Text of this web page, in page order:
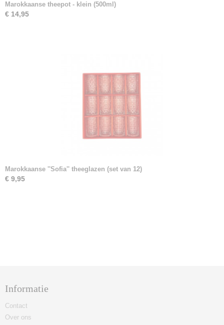
Marokkaanse theepot - klein (500ml)
€ 14,95
Marokkaanse ''Sofia'' theeglazen (set van 12)
€ 9,95
Informatie
Contact
Over ons